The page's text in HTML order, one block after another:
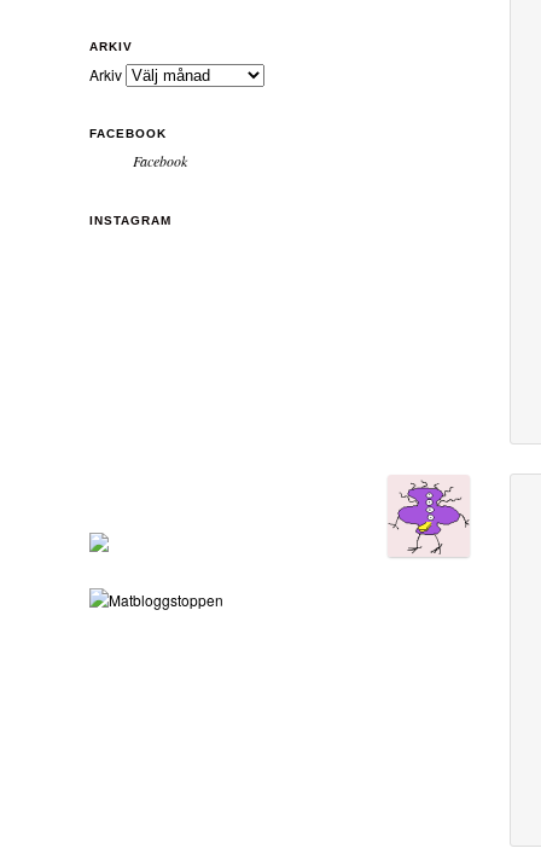
ARKIV
Arkiv
FACEBOOK
Facebook
INSTAGRAM